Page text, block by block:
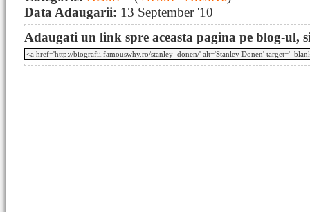
Data Adaugarii: 13 September '10
Adaugati un link spre aceasta pagina pe blog-ul,